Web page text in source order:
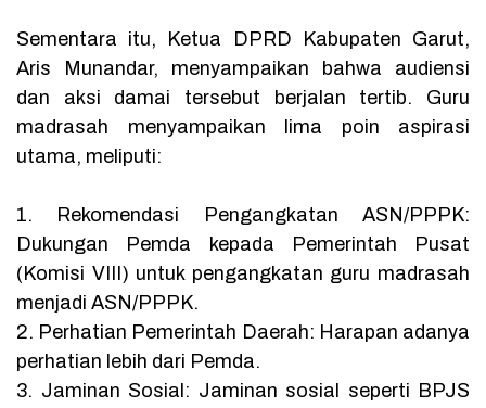
‎Sementara itu, Ketua DPRD Kabupaten Garut,
Aris Munandar, menyampaikan bahwa audiensi
dan aksi damai tersebut berjalan tertib. Guru
madrasah menyampaikan lima poin aspirasi
utama, meliputi:
‎1. Rekomendasi Pengangkatan ASN/PPPK:
Dukungan Pemda kepada Pemerintah Pusat
(Komisi VIII) untuk pengangkatan guru madrasah
menjadi ASN/PPPK.
‎2. Perhatian Pemerintah Daerah: Harapan adanya
perhatian lebih dari Pemda.
‎3. Jaminan Sosial: Jaminan sosial seperti BPJS